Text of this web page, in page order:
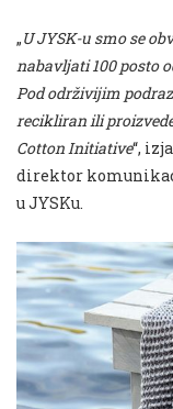
„U JYSK-u smo se
nabavljati 100 posto
Pod održivijim
recikliran ili
Cotton Initiative“,
direktor
u JYSKu.